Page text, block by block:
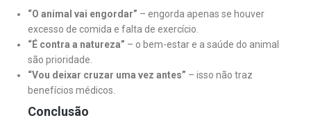
“O animal vai engordar” – engorda apenas se houver
excesso de comida e falta de exercício.
“É contra a natureza” – o bem-estar e a saúde do animal
são prioridade.
“Vou deixar cruzar uma vez antes” – isso não traz
benefícios médicos.
Conclusão